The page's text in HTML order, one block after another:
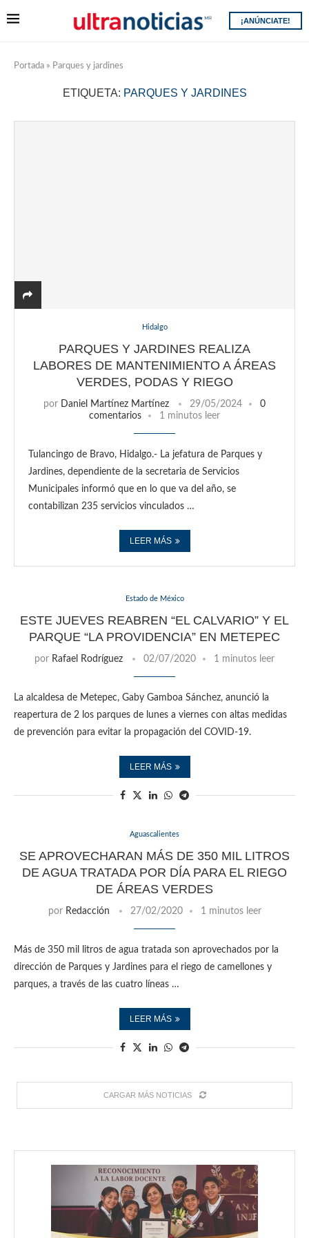
¡ANÚNCIATE!
Portada » Parques y jardines
ETIQUETA: PARQUES Y JARDINES
Hidalgo
PARQUES Y JARDINES REALIZA
LABORES DE MANTENIMIENTO A ÁREAS
VERDES, PODAS Y RIEGO
por Daniel Martínez Martínez 29/05/2024
0
comentarios
1 minutos leer
Tulancingo de Bravo, Hidalgo.- La jefatura de Parques y
Jardines, dependiente de la secretaria de Servicios
Municipales informó que en lo que va del año, se
contabilizan 235 servicios vinculados …
LEER MÁS
Estado de México
ESTE JUEVES REABREN “EL CALVARIO” Y EL
PARQUE “LA PROVIDENCIA” EN METEPEC
por Rafael Rodríguez 02/07/2020 1 minutos leer
La alcaldesa de Metepec, Gaby Gamboa Sánchez, anunció la
reapertura de 2 los parques de lunes a viernes con altas medidas
de prevención para evitar la propagación del COVID-19.
LEER MÁS
Aguascalientes
SE APROVECHARAN MÁS DE 350 MIL LITROS
DE AGUA TRATADA POR DÍA PARA EL RIEGO
DE ÁREAS VERDES
por Redacción 27/02/2020 1 minutos leer
Más de 350 mil litros de agua tratada son aprovechados por la
dirección de Parques y Jardines para el riego de camellones y
parques, a través de las cuatro líneas …
LEER MÁS
CARGAR MÁS NOTICIAS